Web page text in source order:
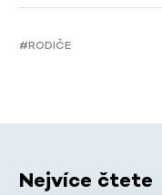
#RODIČE
Nejvíce čtete